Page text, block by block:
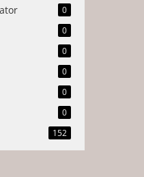
0
0
0
0
0
0
152